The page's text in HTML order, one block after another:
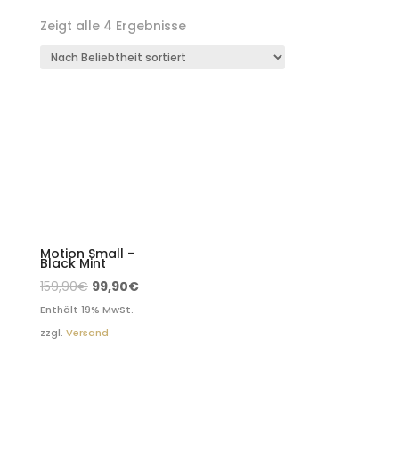
Zeigt alle 4 Ergebnisse
Motion Small –
Black Mint
159,90€ 99,90€
Enthält 19% MwSt.
zzgl. Versand